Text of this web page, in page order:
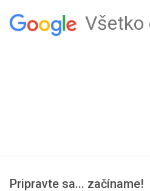
Všetko
Pripravte sa... začíname!